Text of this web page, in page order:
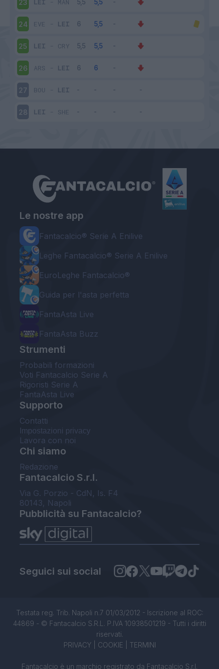
23 LEI - MAN
24 EVE - LEI
25 LEI - CRY
26 ARS - LEI
27 BOU - LEI
28 LEI - SHE
Le nostre app
Fantacalcio® Serie A Enilive
Leghe Fantacalcio® Serie A Enilive
EuroLeghe Fantacalcio®
Guida per l'asta perfetta
FantaAsta Live
FantaAsta Buzz
Strumenti
Probabili formazioni
Voti Fantacalcio Serie A
Rigoristi Serie A
FantaAsta Live
Supporto
Contatti
Impostazioni privacy
Lavora con noi
Chi siamo
Redazione
Fantacalcio S.r.l.
Via G. Porzio - CdN, Is. F4
80143, Napoli
Pubblicità su Fantacalcio?
Seguici sui social
Testata reg. Trib. Napoli n.7 01/03/2012 - Iscrizione al ROC:
44869 - © Fantacalcio S.R.L. P.IVA 10938501219 - Tutti i diritti
riservati.
PRIVACY| COOKIE TERMINI
Fantacalcio è un marchio registrato da Fantacalcio S.r.l.